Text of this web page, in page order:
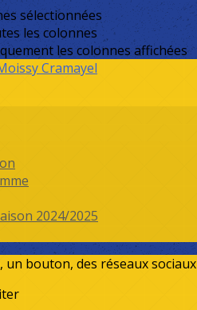
sélectionnées
les colonnes
les colonnes affichées
2024/2025
un bouton, des réseaux sociaux